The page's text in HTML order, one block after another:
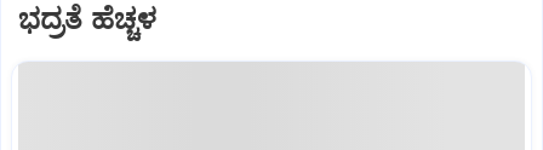
ಭದ್ರತೆ ಹೆಚ್ಚಳ